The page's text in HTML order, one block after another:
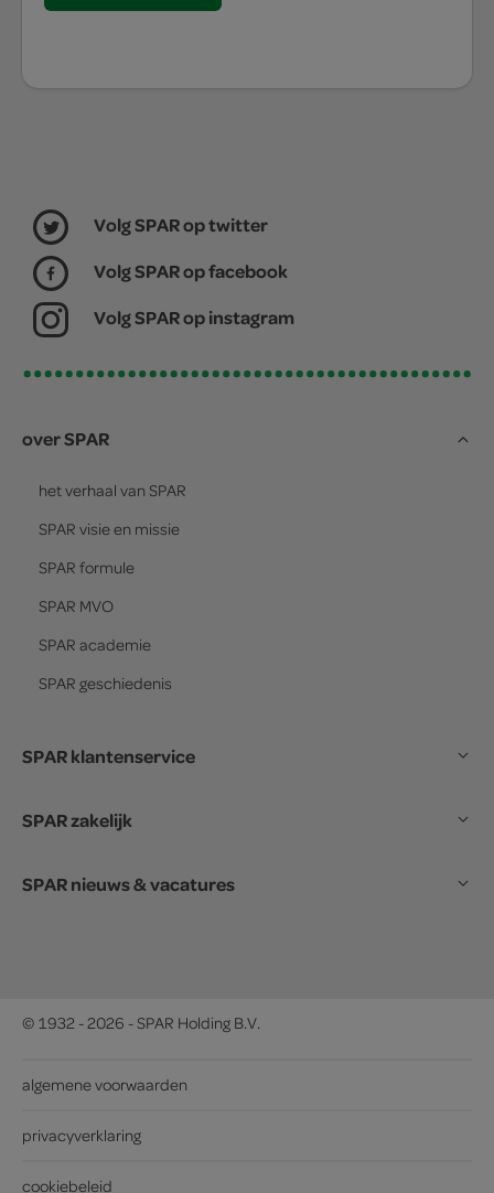
Volg SPAR op twitter
Volg SPAR op facebook
Volg SPAR op instagram
over SPAR
het verhaal van SPAR
SPAR visie en missie
SPAR formule
SPAR MVO
SPAR academie
SPAR geschiedenis
SPAR klantenservice
SPAR zakelijk
SPAR nieuws & vacatures
© 1932 - 2026 - SPAR Holding B.V.
algemene voorwaarden
privacyverklaring
cookiebeleid